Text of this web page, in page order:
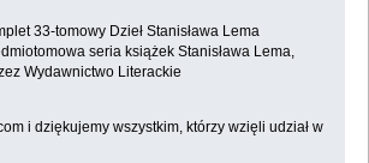
33-tomowy Dzieł Stanisława Lema
seria książek Stanisława Lema,
Wydawnictwo Literackie
i dziękujemy wszystkim, którzy wzięli udział w